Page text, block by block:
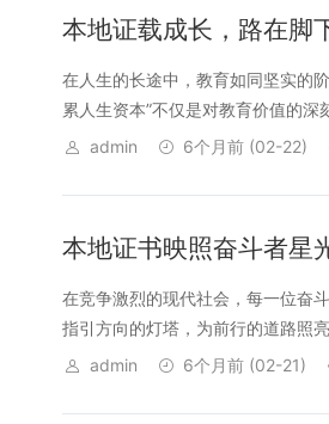
本地证载成长，路在脚
在人生的长途中，教育如同坚实的
累人生资本”不仅是对教育价值的
admin
6个月前 (02-22)
本地证书映照奋斗者星
在竞争激烈的现代社会，每一位奋
指引方向的灯塔，为前行的道路照
admin
6个月前 (02-21)